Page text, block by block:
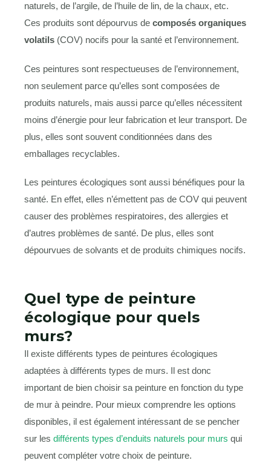
naturels, de l’argile, de l’huile de lin, de la chaux, etc.
Ces produits sont dépourvus de composés organiques
volatils (COV) nocifs pour la santé et l’environnement.
Ces peintures sont respectueuses de l’environnement,
non seulement parce qu’elles sont composées de
produits naturels, mais aussi parce qu’elles nécessitent
moins d’énergie pour leur fabrication et leur transport. De
plus, elles sont souvent conditionnées dans des
emballages recyclables.
Les peintures écologiques sont aussi bénéfiques pour la
santé. En effet, elles n’émettent pas de COV qui peuvent
causer des problèmes respiratoires, des allergies et
d’autres problèmes de santé. De plus, elles sont
dépourvues de solvants et de produits chimiques nocifs.
Quel type de peinture
écologique pour quels
murs?
Il existe différents types de peintures écologiques
adaptées à différents types de murs. Il est donc
important de bien choisir sa peinture en fonction du type
de mur à peindre. Pour mieux comprendre les options
disponibles, il est également intéressant de se pencher
sur les différents types d’enduits naturels pour murs qui
peuvent compléter votre choix de peinture.